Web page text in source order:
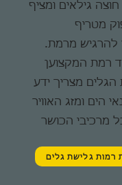
גילאים ומציף
מטריף
.אותו אפשר להרגיש מרמת
רמת המקצוען
הגלים מצריך ידע
הים ומזג האוויר
מרכיבי הכושר
רמות גלישת גלים